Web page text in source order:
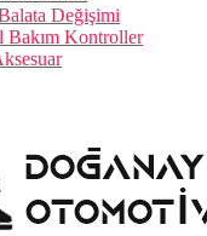
Değişimi
Bakım Kontroller